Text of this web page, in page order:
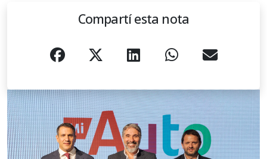
Compartí esta nota